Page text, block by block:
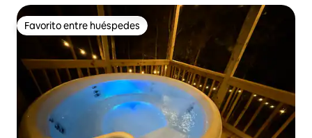
Favorito entre huéspedes
Favorito entre huéspedes